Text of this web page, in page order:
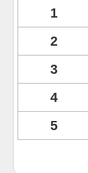
1
2
3
4
5